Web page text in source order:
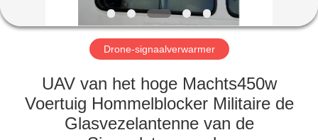
FABRIEKSREIS
KWALITEITSCONTROLE
CONTACTEER
Drone-signaalverwarmer
UAV van het hoge Machts450w
Voertuig Hommelblocker Militaire de
Glasvezelantenne van de